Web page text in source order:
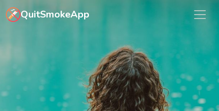
Saltar para o conteúdo principal
QuitSmokeApp